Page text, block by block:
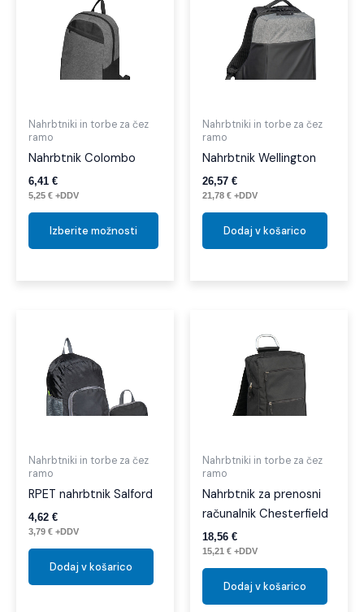
Nahrbtniki in torbe za čez
ramo
Nahrbtnik Colombo
6,41 €
5,25 € +DDV
Izberite možnosti
izbereteNahrbtniki in torbe za čez
ramo
Nahrbtnik Wellington
26,57 €
21,78 € +DDV
Dodaj v košarico
Nahrbtniki in torbe za čez
ramo
RPET nahrbtnik Salford
4,62 €
3,79 € +DDV
Dodaj v košarico
Nahrbtniki in torbe za čez
ramo
Nahrbtnik za prenosni
računalnik Chesterfield
18,56 €
15,21 € +DDV
Dodaj v košarico